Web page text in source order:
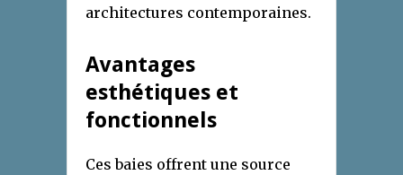
architectures contemporaines.
Avantages
esthétiques et
fonctionnels
Ces baies offrent une source